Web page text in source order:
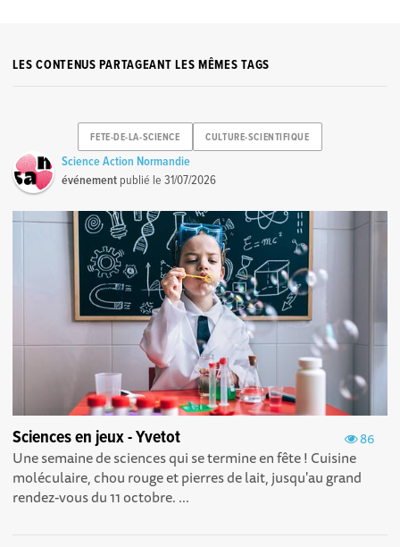
LES CONTENUS PARTAGEANT LES MÊMES TAGS
FETE-DE-LA-SCIENCE CULTURE-SCIENTIFIQUE
Science Action Normandie
événement publié le31/07/2026
86
Sciences en jeux - Yvetot
Une semaine de sciences qui se termine en fête ! Cuisine
moléculaire, chou rouge et pierres de lait, jusqu'au grand
rendez-vous du 11 octobre. ...